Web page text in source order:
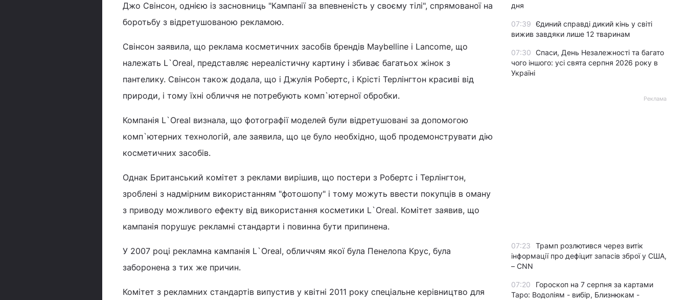
Джо Свінсон, однією із засновниць "Кампанії за впевненість у своєму тілі", спрямованої на
боротьбу з відретушованою рекламою.
Свінсон заявила, що реклама косметичних засобів брендів Maybelline і Lancome, що
належать L`Oreal, представляє нереалістичну картину і збиває багатьох жінок з
пантелику. Свінсон також додала, що і Джулія Робертс, і Крісті Терлінгтон красиві від
природи, і тому їхні обличчя не потребують комп`ютерної обробки.
Компанія L`Oreal визнала, що фотографії моделей були відретушовані за допомогою
комп`ютерних технологій, але заявила, що це було необхідно, щоб продемонструвати дію
косметичних засобів.
Однак Британський комітет з реклами вирішив, що постери з Робертс і Терлінгтон,
зроблені з надмірним використанням "фотошопу" і тому можуть ввести покупців в оману
з приводу можливого ефекту від використання косметики L`Oreal. Комітет заявив, що
кампанія порушує рекламні стандарти і повинна бути припинена.
У 2007 році рекламна кампанія L`Oreal, обличчям якої була Пенелопа Крус, була
заборонена з тих же причин.
Комітет з рекламних стандартів випустив у квітні 2011 року спеціальне керівництво для
дня
07:39 Єдиний справді дикий кінь у світі
вижив завдяки лише 12 тваринам
07:30 Спаси, День Незалежності та багато
чого іншого: усі свята серпня 2026 року в
Україні
Реклама
07:23
Трамп розлютився через витік
інформації про дефіцит запасів зброї у США,
– CNN
07:20
Гороскоп на 7 серпня за картами
Таро: Водоліям - вибір, Близнюкам -